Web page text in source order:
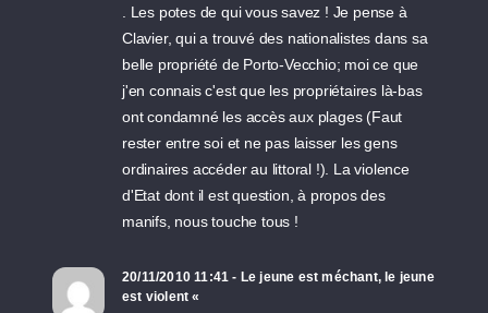
. Les potes de qui vous savez ! Je pense à
Clavier, qui a trouvé des nationalistes dans sa
belle propriété de Porto-Vecchio; moi ce que
j'en connais c'est que les propriétaires là-bas
ont condamné les accès aux plages (Faut
rester entre soi et ne pas laisser les gens
ordinaires accéder au littoral !). La violence
d'Etat dont il est question, à propos des
manifs, nous touche tous !
20/11/2010 11:41 - Le jeune est méchant, le jeune
est violent «